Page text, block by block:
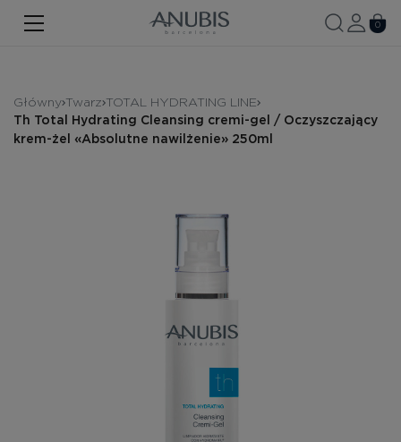
TWARZ
WŁOSY
SPA
0
Główny Twarz TOTAL HYDRATING LINE
Th Total Hydrating Cleansing cremi-gel / Oczyszczający
krem-żel «Absolutne nawilżenie» 250ml